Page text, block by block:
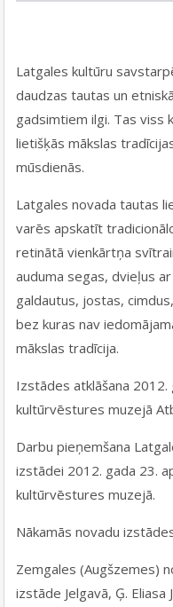
Latgales kultūru
daudzas tautas un
gadsimtiem ilgi. Tas viss
lietišķās mākslas
mūsdienās.
Latgales novada tautas
varēs apskatīt
retinātā vienkārtņa
auduma segas, dvieļus
galdautus, jostas,
bez kuras nav
mākslas tradīcija.
Izstādes atklāšana
kultūrvēstures muzejā
Darbu pieņemšana
izstādei 2012. gada 23.
kultūrvēstures muzejā.
Nākamās novadu
Zemgales (Augšzemes)
izstāde Jelgavā, Ģ.